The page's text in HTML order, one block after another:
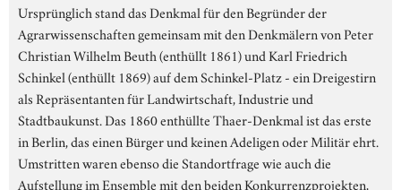
Ursprünglich stand das Denkmal für den Begründer der
Agrarwissenschaften gemeinsam mit den Denkmälern von Peter
Christian Wilhelm Beuth (enthüllt 1861) und Karl Friedrich
Schinkel (enthüllt 1869) auf dem Schinkel-Platz - ein Dreigestirn
als Repräsentanten für Landwirtschaft, Industrie und
Stadtbaukunst. Das 1860 enthüllte Thaer-Denkmal ist das erste
in Berlin, das einen Bürger und keinen Adeligen oder Militär ehrt.
Umstritten waren ebenso die Standortfrage wie auch die
Aufstellung im Ensemble mit den beiden Konkurrenzprojekten,